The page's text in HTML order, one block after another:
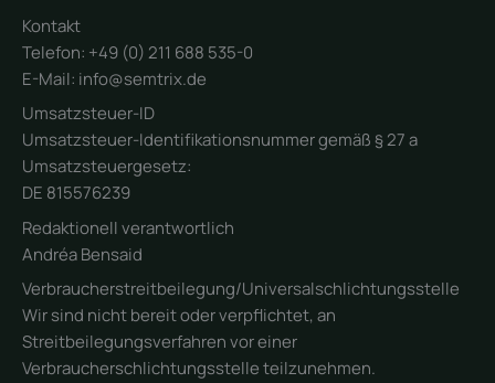
Kontakt
Telefon: +49 (0) 211 688 535-0
E-Mail: info@semtrix.de
Umsatzsteuer-ID
Umsatzsteuer-Identifikationsnummer gemäß § 27 a
Umsatzsteuergesetz:
DE 815576239
Redaktionell verantwortlich
Andréa Bensaid
Verbraucher­streit­beilegung/Universal­schlichtungs­stelle
Wir sind nicht bereit oder verpflichtet, an
Streitbeilegungsverfahren vor einer
Verbraucherschlichtungsstelle teilzunehmen.